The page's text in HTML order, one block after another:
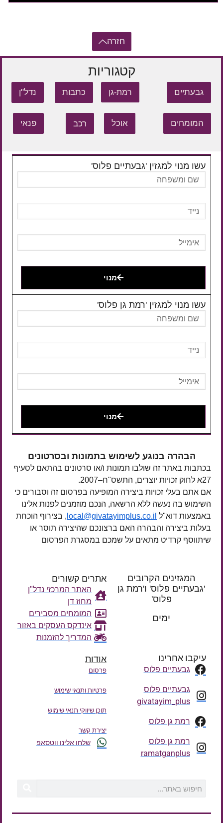
חזרה
קטגוריות
גבעתיים רמת-גן כתבות נדל"ן
המומחים אוכל רכב פנאי
עשו מנוי למגזין 'גבעתיים פלוס'
מנוי
עשו מנוי למגזין 'רמת גן פלוס'
מנוי
הבהרה בנוגע לשימוש בתמונות ובסרטונים
בכתבות באתר זה שולבו תמונות ו/או סרטונים בהתאם לסעיף
27א לחוק זכויות יוצרים, התשס"ח–2007.
אם אתם בעלי זכויות ביצירה המופיעה בפרסום זה וסבורים כי
השימוש בה נעשה ללא הרשאה, הנכם מוזמנים לפנות אלינו
באמצעות דוא"ל local@givatayimplus.co.il , בצירוף הוכחת
בעלות ביצירה והבהרה האם ברצונכם שהיצירה תוסר או
שיתווסף קרדיט מתאים על שמכם במסגרת הפרסום
המגזינים הקרובים
'גבעתיים פלוס' ו'רמת גן
פלוס'
ימים
אתרים קשורים
האתר המרכזי נדל"ן
מחוז דן
המומחים מסבירים
אינדקס העסקים באזור
המדריך להזמנות
עיקבו אחרינו
גבעתיים פלוס
גבעתיים פלוס
givatayim_plus
רמת גן פלוס
רמת גן פלוס
ramatganplus
אודות
פרסום
פרטיות ותנאי שימוש
תוכן שיווקי תנאי שימוש
יצירת קשר
שלחו אלינו ווטסאפ